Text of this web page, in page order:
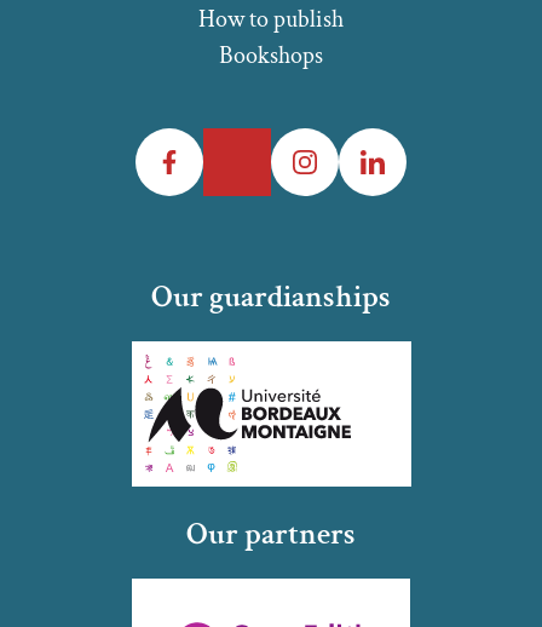
How to publish
Bookshops
Facebook InstagramLinkedIn
Our guardianships
Our partners